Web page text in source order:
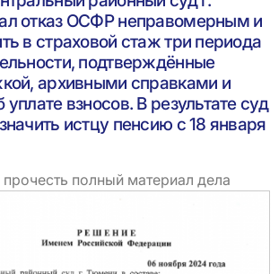
отказ ОСФР неправомерным и
в страховой стаж три периода
подтверждённые
архивными справками и
взносов. В результате суд
истцу пенсию с 18 января
полный материал дела